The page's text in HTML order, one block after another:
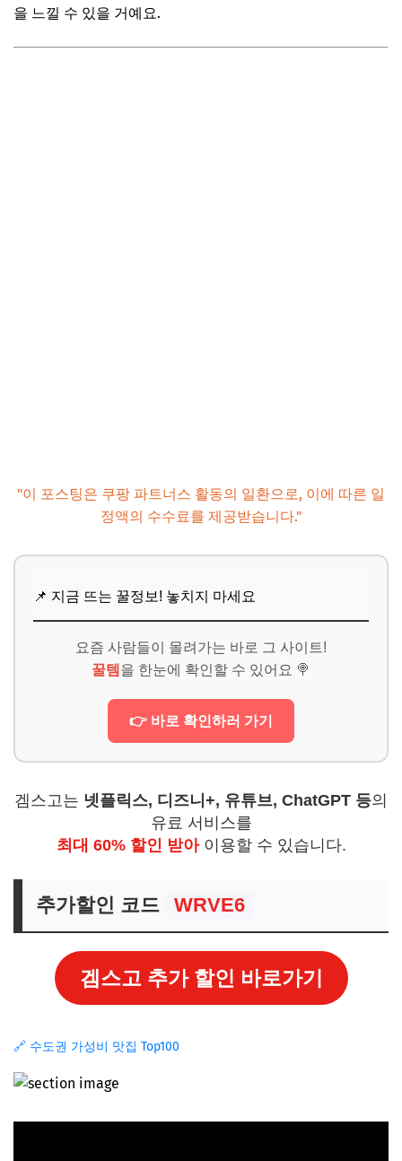
을 느낄 수 있을 거예요.
"이 포스팅은 쿠팡 파트너스 활동의 일환으로, 이에 따른 일
정액의 수수료를 제공받습니다."
📌 지금 뜨는 꿀정보! 놓치지 마세요
요즘 사람들이 몰려가는 바로 그 사이트!
꿀템 을 한눈에 확인할 수 있어요 🍭
👉 바로 확인하러 가기
겜스고는 넷플릭스, 디즈니+, 유튜브, ChatGPT 등의
유료 서비스를
최대 60% 할인 받아이용할 수 있습니다.
추가할인 코드 WRVE6
겜스고 추가 할인 바로가기
🔗 수도권 가성비 맛집 Top100